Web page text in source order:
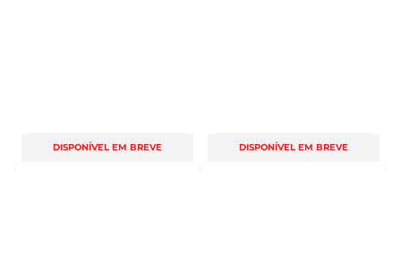
DISPONÍVEL EM BREVE DISPONÍVEL EM BREVE